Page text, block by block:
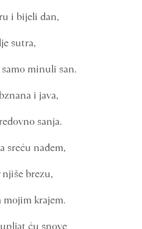
i bijeli dan,
sutra,
minuli san.
i java,
sanja.
sreću nađem,
brezu,
krajem.